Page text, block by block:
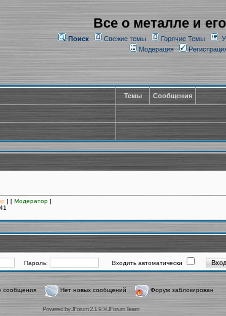
Все о металле и
Поиск Свежие темы Горячие Темы
Модерация
Темы Сообщения
] [ Модератор ]
Пароль: Входить автоматически
сообщения Нет новых сообщений Форум заблокирован
Powered byJForum 2.1.9©JForum Team